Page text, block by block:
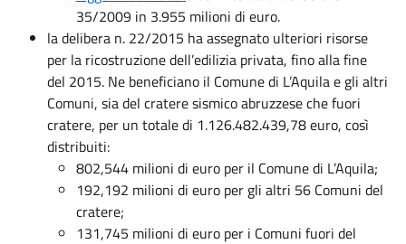
35/2009 in 3.955 milioni di euro.
la delibera n. 22/2015 ha assegnato ulteriori risorse
per la ricostruzione dell’edilizia privata, fino alla fine
del 2015. Ne beneficiano il Comune di L’Aquila e gli altri
Comuni, sia del cratere sismico abruzzese che fuori
cratere, per un totale di 1.126.482.439,78 euro, così
distribuiti:
802,544 milioni di euro per il Comune di L’Aquila;
192,192 milioni di euro per gli altri 56 Comuni del
cratere;
131,745 milioni di euro per i Comuni fuori del